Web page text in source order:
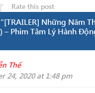
Rate this post
Những Năm
– Phim Tâm Lý Hành
Thế
24, 2020 at 1:48 pm